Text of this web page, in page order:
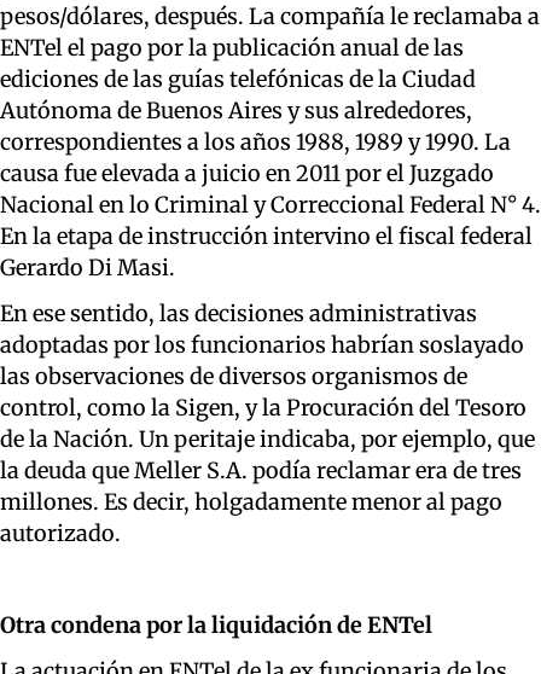
pesos/dólares, después. La compañía le reclamaba a
ENTel el pago por la publicación anual de las
ediciones de las guías telefónicas de la Ciudad
Autónoma de Buenos Aires y sus alrededores,
correspondientes a los años 1988, 1989 y 1990. La
causa fue elevada a juicio en 2011 por el Juzgado
Nacional en lo Criminal y Correccional Federal N° 4.
En la etapa de instrucción intervino el fiscal federal
Gerardo Di Masi.
En ese sentido, las decisiones administrativas
adoptadas por los funcionarios habrían soslayado
las observaciones de diversos organismos de
control, como la Sigen, y la Procuración del Tesoro
de la Nación. Un peritaje indicaba, por ejemplo, que
la deuda que Meller S.A. podía reclamar era de tres
millones. Es decir, holgadamente menor al pago
autorizado.
Otra condena por la liquidación de ENTel